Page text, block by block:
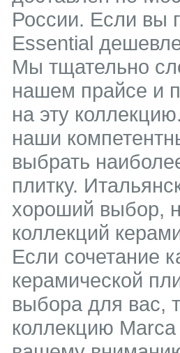
России. Если вы
Essential
Мы тщательно
нашем прайсе и
на эту
наши
выбрать
плитку.
хороший выбор,
коллекций
Если сочетание
керамической
выбора для вас,
коллекцию